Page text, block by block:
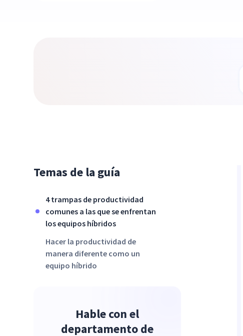
Temas de la guía
4 trampas de productividad
comunes a las que se enfrentan
los equipos híbridos
Hacer la productividad de
manera diferente como un
equipo híbrido
Hable con el
departamento de